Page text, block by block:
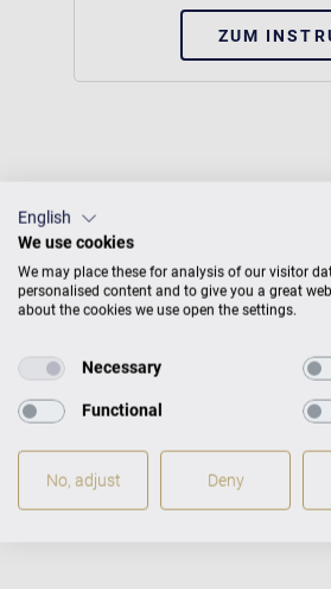
ZUM
English
We use cookies
We may place these for analysis of our visitor
personalised content and to give you a great
about the cookies we use open the settings.
Necessary
Functional
No, adjust Deny